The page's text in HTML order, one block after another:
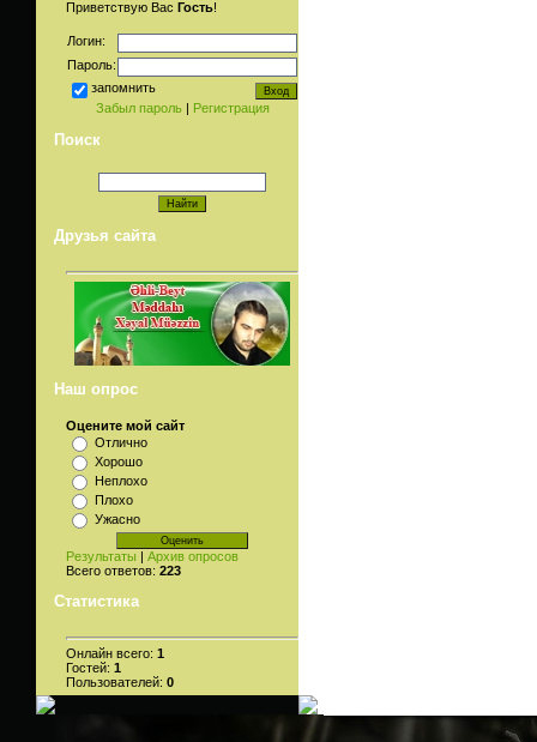
Приветствую Вас Гость!
Логин:
Пароль:
запомнить
Забыл пароль| Регистрация
Поиск
Друзья сайта
Наш опрос
Оцените мой сайт
Отлично
Хорошо
Неплохо
Плохо
Ужасно
Результаты | Архив опросов
Всего ответов: 223
Статистика
Онлайн всего: 1
Гостей: 1
Пользователей: 0